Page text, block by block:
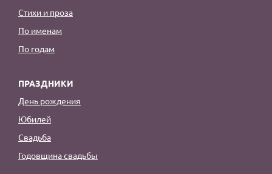
Стихи и проза
По именам
По годам
ПРАЗДНИКИ
День рождения
Юбилей
Свадьба
Годовщина свадьбы